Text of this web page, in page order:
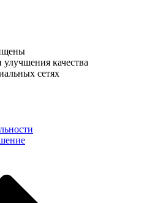
качества
сетях